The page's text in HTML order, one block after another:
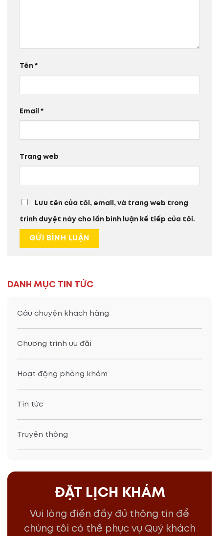
DANH MỤC TIN TỨC
Câu chuyện khách hàng
Chương trình ưu đãi
Hoạt động phòng khám
Tin tức
Truyền thông
ĐẶT LỊCH KHÁM
Vui lòng điền đầy đủ thông tin để
chúng tôi có thể phục vụ Quý khách
Tên *
Email *
Trang web
Lưu tên của tôi, email, và trang web trong
trình duyệt này cho lần bình luận kế tiếp của tôi.